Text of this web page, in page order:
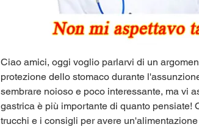
Ciao amici, oggi voglio parlarvi di un
protezione dello stomaco durante
sembrare noioso e poco interessante, ma vi
gastrica è più importante di quanto pensiate!
trucchi e i consigli per avere